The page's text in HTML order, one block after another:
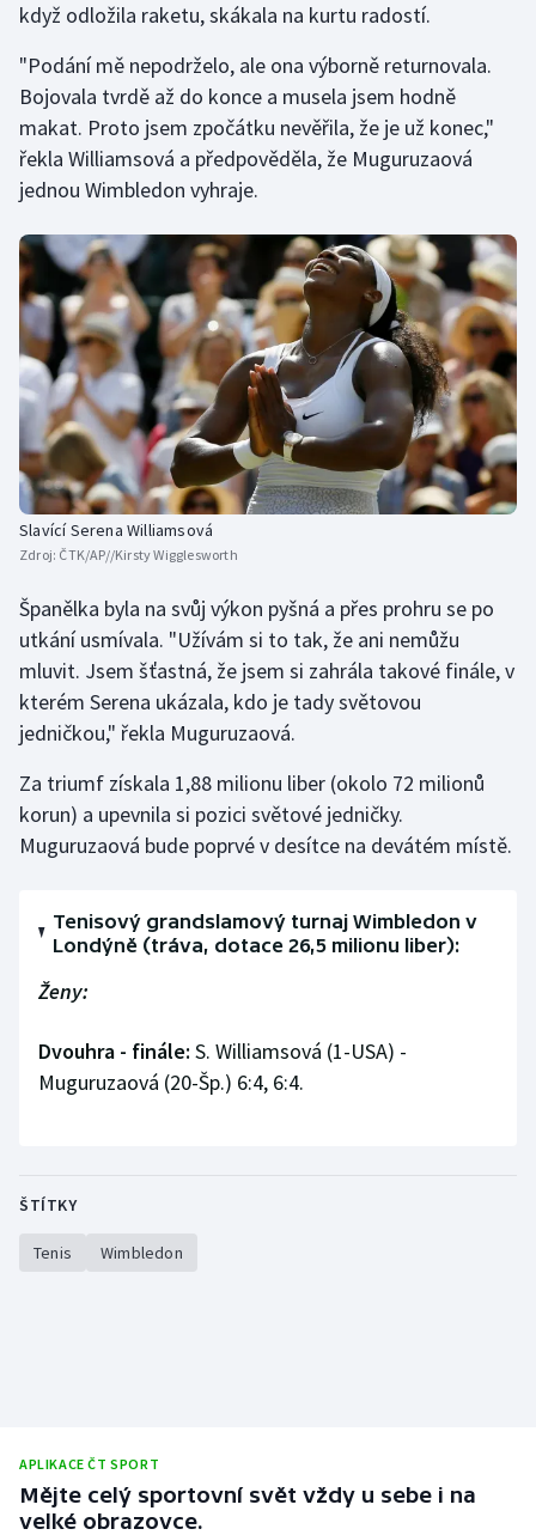
Stolní tenis
Triatlon
Veslování
Vodní slalom
Volejbal
Ostatní
když odložila raketu, skákala na kurtu radostí.
"Podání mě nepodrželo, ale ona výborně returnovala.
Bojovala tvrdě až do konce a musela jsem hodně
makat. Proto jsem zpočátku nevěřila, že je už konec,"
řekla Williamsová a předpověděla, že Muguruzaová
jednou Wimbledon vyhraje.
Slavící Serena Williamsová
Zdroj: ČTK/AP//Kirsty Wigglesworth
Španělka byla na svůj výkon pyšná a přes prohru se po
utkání usmívala. "Užívám si to tak, že ani nemůžu
mluvit. Jsem šťastná, že jsem si zahrála takové finále, v
kterém Serena ukázala, kdo je tady světovou
jedničkou," řekla Muguruzaová.
Za triumf získala 1,88 milionu liber (okolo 72 milionů
korun) a upevnila si pozici světové jedničky.
Muguruzaová bude poprvé v desítce na devátém místě.
Tenisový grandslamový turnaj Wimbledon v
Londýně (tráva, dotace 26,5 milionu liber):
Ženy:
Dvouhra - finále: S. Williamsová (1-USA) -
Muguruzaová (20-Šp.) 6:4, 6:4.
ŠTÍTKY
Tenis Wimbledon
APLIKACE ČT SPORT
Mějte celý sportovní svět vždy u sebe i na
velké obrazovce.